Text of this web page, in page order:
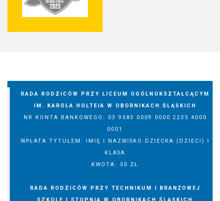
RADA RODZICÓW PRZY LICEUM OGÓLNOKSZTAŁCĄCYM
IM. KAROLA HOLTEIA W OBORNIKACH ŚLĄSKICH
NR KONTA BANKOWEGO: 03 9583 0009 0000 2235 4000
0001
WPŁATA TYTUŁEM: IMIĘ I NAZWISKO DZIECKA (DZIECI) I
KLASA
KWOTA: 50 ZŁ
RADA RODZICÓW PRZY TECHNIKUM I BRANŻOWEJ
SZKOLE I STOPNIA W OBORNIKACH ŚLĄSKICH